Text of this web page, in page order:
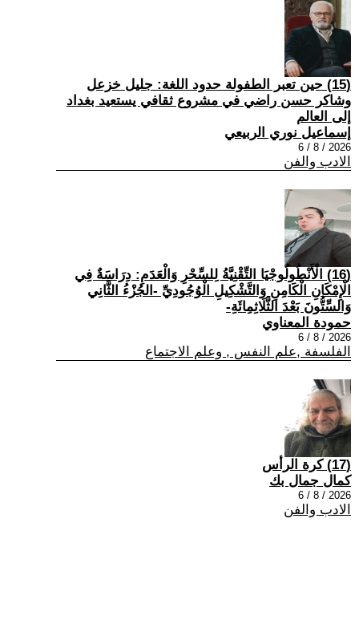
(15) حين تعبر الطفولة حدود اللغة: جليل خزعل
وشاكر حسن راضي في مشروع ثقافي يستعيد بغداد
إلى العالم
إسماعيل نوري الربيعي
2026 / 8 / 6
الادب والفن
(16) الْأَنْطُولُوجْيَا التِّقْنِيَّةُ لِلسِّحْرِ وَالْعَدَمِ: دِرَاسَةٌ فِي
الْإِمْكَانِ الْكَامِنِ وَالتَّشْكِيلِ الْوُجُودِيِّ -الجُزْءُ الثَّانِي
وَالسِّتُّونَ بَعْدَ الثَّلَاثِمِائَةِ-
حمودة المعناوي
2026 / 8 / 6
الفلسفة ,علم النفس , وعلم الاجتماع
(17) كرة الرأس
كمال جمال بك
2026 / 8 / 6
الادب والفن